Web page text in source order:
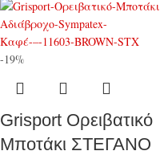
-19%
Grisport Ορειβατικό
Μποτάκι ΣΤΕΓΑΝΟ